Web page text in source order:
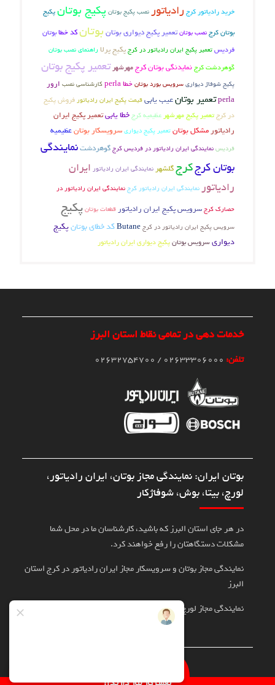
خرید رادیاتور کرج رادیاتورنصب پکیج بوتان پکیج بوتانپکیج
بوتان کرجنصب بوتانتعمیر پکیج دیواری بوتان بوتانکد خطابوتان
فردیستعمیر پکیج ایران رادیاتور در کرجپکیج پرلا راهنمای نصب بوتان
گوهردشت کرجنمایدنگی بوتان کرجمهرشهر تعمیر پکیج بوتان
پکیج شوفاژ دیواری سرویس بورد بوتان خطا perla کارشناسی نصب ارور
perlaتعمیر بوتانعیب یابیقیمت پکیج ایران رادیاتورفروش پکیج
در کرجتعمیر پکیج مهرشهر عظیمیه کرجخطا یابیتعمیر پکیج ایران
رادیاتورمشکل بوتانتعمیر پکیج دیواریسرویسکار بوتانعظیمیه
فردیسنمایندگی ایران رادیاتور در فردیس کرجگوهردشتنمایندگی
بوتان کرجکرجگلشهرنمایندگی ایران رادیاتور ایران
رادیاتورنمایندگی ایران رادیاتور کرج نمایندگی ایران رادیاتور در
حصارک کرج سرویس پکیج ایران رادیاتور قطعات بوتان پکیج
سرویس پکیج ایران رادیاتور در کرجButaneکد خطای بوتانپکیج
دیواریسرویس بوتانپکیج دیواری ایران رادیاتور
خدمات دهی در تمامی نقاط استان البرز
تلفن:
بوتان ایران: نمایندگی مجاز بوتان، ایران رادیاتور،
لورچ، بیتا، بوش، شوفاژکار
در هر جای استان البرز که باشید، کارشناسان ما در محل شما
مشکلات دستگاهتان را رفع خواهند کرد.
نمایندگی مجاز بوتان و سرویسکار مجاز ایران رادیاتور در کرج استان
البرز
نمایندگی مجاز لورچ، بوش، بیتا در کرج